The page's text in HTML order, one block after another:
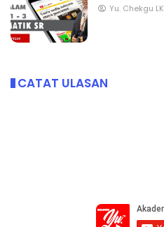
Yu. Chekgu LK
CATAT ULASAN